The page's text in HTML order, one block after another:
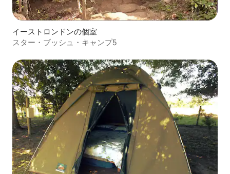
イーストロンドンの個室
スター・ブッシュ・キャンプ5